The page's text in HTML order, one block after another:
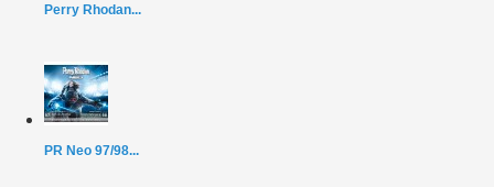
Perry Rhodan...
PR Neo 97/98...